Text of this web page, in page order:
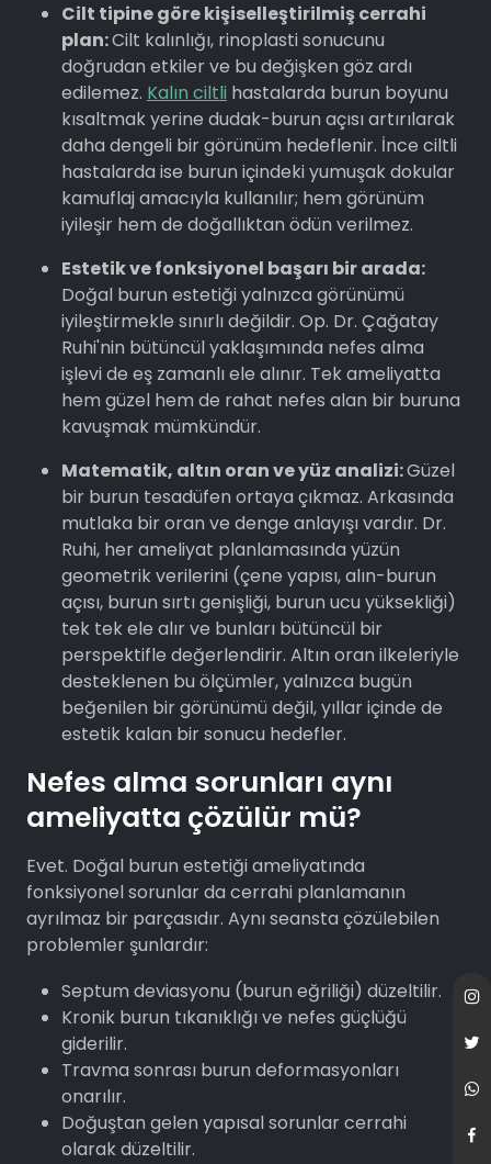
Cilt tipine göre kişiselleştirilmiş cerrahi
plan:Cilt kalınlığı, rinoplasti sonucunu
doğrudan etkiler ve bu değişken göz ardı
edilemez. Kalın ciltli hastalarda burun boyunu
kısaltmak yerine dudak-burun açısı artırılarak
daha dengeli bir görünüm hedeflenir. İnce ciltli
hastalarda ise burun içindeki yumuşak dokular
kamuflaj amacıyla kullanılır; hem görünüm
iyileşir hem de doğallıktan ödün verilmez.
Estetik ve fonksiyonel başarı bir arada:
Doğal burun estetiği yalnızca görünümü
iyileştirmekle sınırlı değildir. Op. Dr. Çağatay
Ruhi'nin bütüncül yaklaşımında nefes alma
işlevi de eş zamanlı ele alınır. Tek ameliyatta
hem güzel hem de rahat nefes alan bir buruna
kavuşmak mümkündür.
Matematik, altın oran ve yüz analizi:Güzel
bir burun tesadüfen ortaya çıkmaz. Arkasında
mutlaka bir oran ve denge anlayışı vardır. Dr.
Ruhi, her ameliyat planlamasında yüzün
geometrik verilerini (çene yapısı, alın-burun
açısı, burun sırtı genişliği, burun ucu yüksekliği)
tek tek ele alır ve bunları bütüncül bir
perspektifle değerlendirir. Altın oran ilkeleriyle
desteklenen bu ölçümler, yalnızca bugün
beğenilen bir görünümü değil, yıllar içinde de
estetik kalan bir sonucu hedefler.
Nefes alma sorunları aynı
ameliyatta çözülür mü?
Evet. Doğal burun estetiği ameliyatında
fonksiyonel sorunlar da cerrahi planlamanın
ayrılmaz bir parçasıdır. Aynı seansta çözülebilen
problemler şunlardır:
Septum deviasyonu (burun eğriliği) düzeltilir.
Kronik burun tıkanıklığı ve nefes güçlüğü
giderilir.
Travma sonrası burun deformasyonları
onarılır.
Doğuştan gelen yapısal sorunlar cerrahi
olarak düzeltilir.